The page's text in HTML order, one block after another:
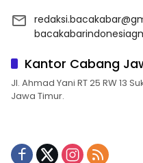
Kantor Cabang
Jl. Ahmad Yani RT 25 RW 13
Jawa Timur.